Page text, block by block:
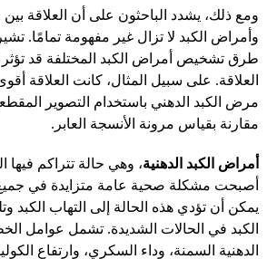
ومع ذلك، يشدد الباحثون على أن العلاقة
وأمراض الكبد لا تزال غير مفهومة تمامًا.
طرق تشخيص أمراض الكبد المختلفة قد
العلاقة. على سبيل المثال، كانت العلاقة
مرض الكبد الدهني باستخدام التصوير
مقارنة بقياس مرونة الأنسجة العابر.
أمراض الكبد الدهنية، وهي حالة تتراكم فيها
أصبحت مشكلة صحية عامة متزايدة في جميع
يمكن أن تؤدي هذه الحالة إلى التهاب الكبد
الكبد في الحالات الشديدة. تشمل عوامل
الدهنية السمنة، وداء السكري، وارتفاع